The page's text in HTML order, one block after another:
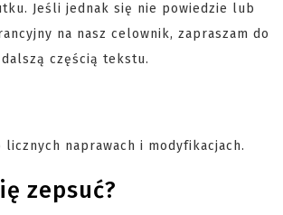
Jeśli jednak się nie powiedzie lub
na nasz celownik, zapraszam do
częścią tekstu.
licznych naprawach i modyfikacjach.
zepsuć?